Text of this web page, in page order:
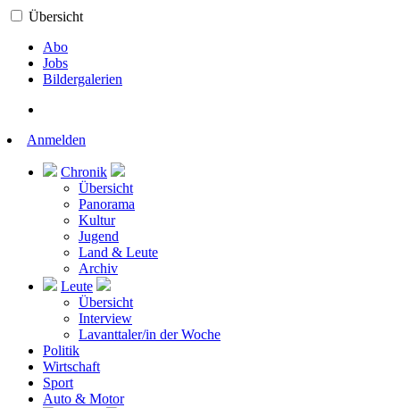
Übersicht
Abo
Jobs
Bildergalerien
Anmelden
Chronik
Übersicht
Panorama
Kultur
Jugend
Land & Leute
Archiv
Leute
Übersicht
Interview
Lavanttaler/in der Woche
Politik
Wirtschaft
Sport
Auto & Motor